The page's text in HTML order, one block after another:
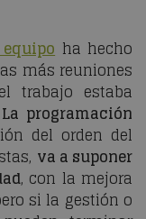
ha hecho
más reuniones
trabajo estaba
La programación
del orden del
va a suponer
, con la mejora
si la gestión o